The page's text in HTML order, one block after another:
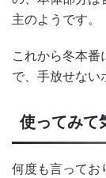
主のようです。
これから冬本
で、手放せない
使ってみて
何度も言ってお